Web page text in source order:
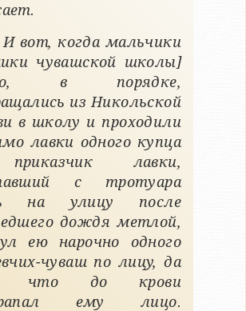
вот, когда мальчики
чувашской школы]
в порядке,
из Никольской
в школу и проходили
лавки одного купца
лавки,
с тротуара
на улицу после
дождя метлой,
ею нарочно одного
чуваш по лицу, да
что до крови
ему лицо.